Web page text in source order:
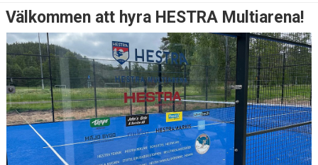
DOKUMENT
KONTAKT
Välkommen att hyra HESTRA Multiarena!